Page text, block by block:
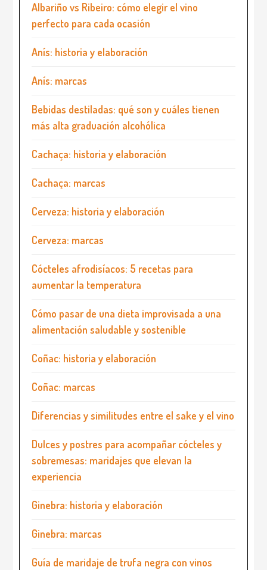
Albariño vs Ribeiro: cómo elegir el vino
perfecto para cada ocasión
Anís: historia y elaboración
Anís: marcas
Bebidas destiladas: qué son y cuáles tienen
más alta graduación alcohólica
Cachaça: historia y elaboración
Cachaça: marcas
Cerveza: historia y elaboración
Cerveza: marcas
Cócteles afrodisíacos: 5 recetas para
aumentar la temperatura
Cómo pasar de una dieta improvisada a una
alimentación saludable y sostenible
Coñac: historia y elaboración
Coñac: marcas
Diferencias y similitudes entre el sake y el vino
Dulces y postres para acompañar cócteles y
sobremesas: maridajes que elevan la
experiencia
Ginebra: historia y elaboración
Ginebra: marcas
Guía de maridaje de trufa negra con vinos